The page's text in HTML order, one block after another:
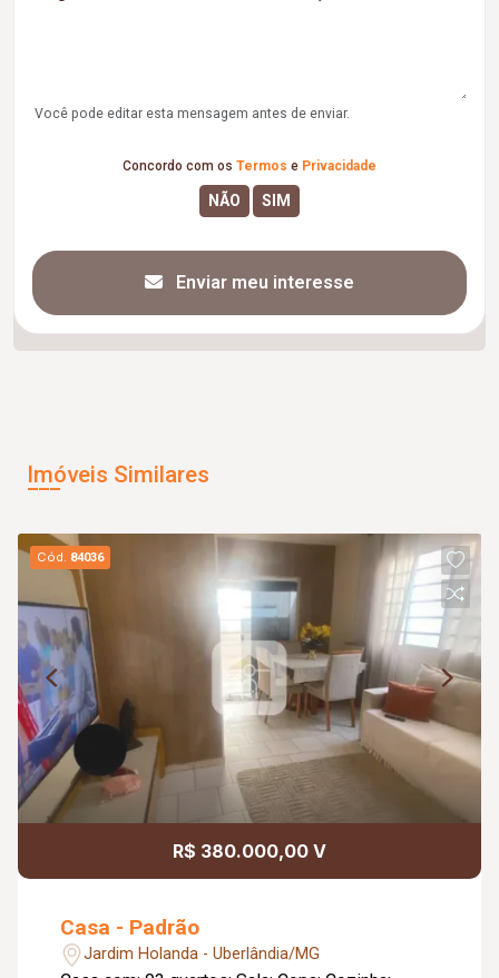
Você pode editar esta mensagem antes de enviar.
Concordo com os Termos e Privacidade
Enviar meu interesse
Imóveis Similares
Cód. 84036
R$ 380.000,00 V
Casa - Padrão
Jardim Holanda - Uberlândia/MG